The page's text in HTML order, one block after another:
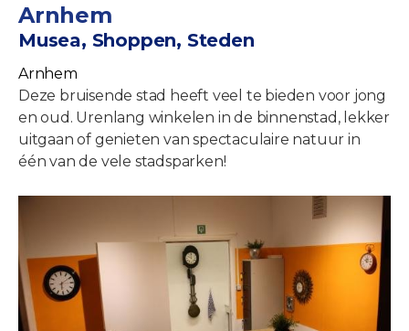
Arnhem
Musea, Shoppen, Steden
Arnhem
Deze bruisende stad heeft veel te bieden voor jong
en oud. Urenlang winkelen in de binnenstad, lekker
uitgaan of genieten van spectaculaire natuur in
één van de vele stadsparken!